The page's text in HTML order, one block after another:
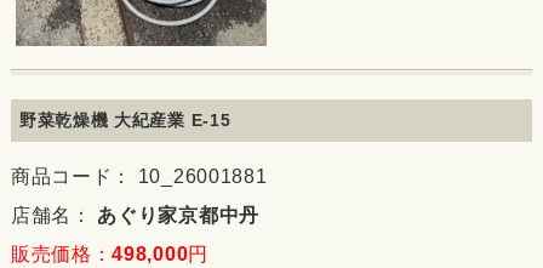
野菜乾燥機 大紀産業 E-15
商品コード： 10_26001881
店舗名： あぐり家京都中丹
販売価格：498,000円